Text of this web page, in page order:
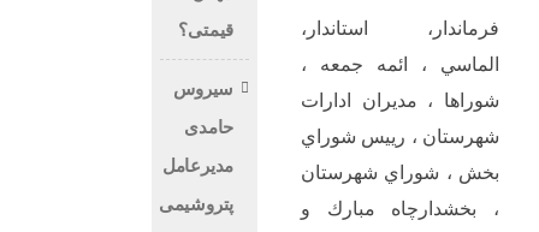
فرماندار، استاندار،
الماسي ، ائمه جمعه ،
شوراها ، مديران ادارات
شهرستان ، رييس شوراي
بخش ، شوراي شهرستان
، بخشدارچاه مبارك و
قیمتی؟
سیروس
حامدی
مدیرعامل
پتروشیمی